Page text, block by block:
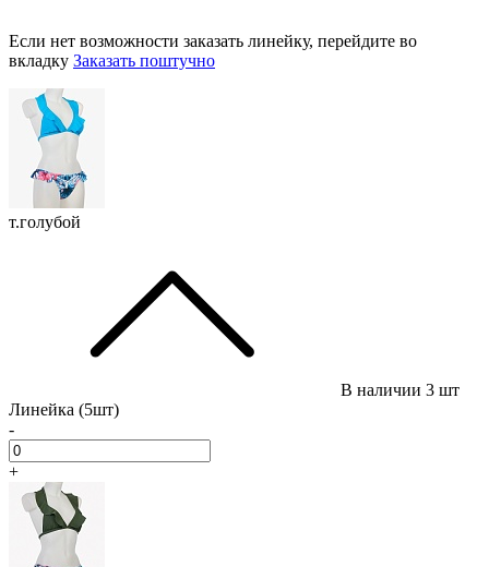
Если нет возможности заказать линейку, перейдите во
вкладку Заказать поштучно
т.голубой
В наличии 3 шт
Линейка (5шт)
-
+